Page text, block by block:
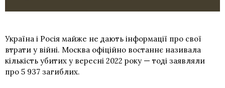
Україна і Росія майже не дають інформації про свої
втрати у війні. Москва офіційно востаннє називала
кількість убитих у вересні 2022 року — тоді заявляли
про 5 937 загиблих.